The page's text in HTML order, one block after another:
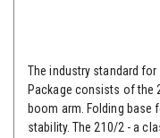
The industry standard
Package consists of the
boom arm. Folding base
stability. The 210/2 - a